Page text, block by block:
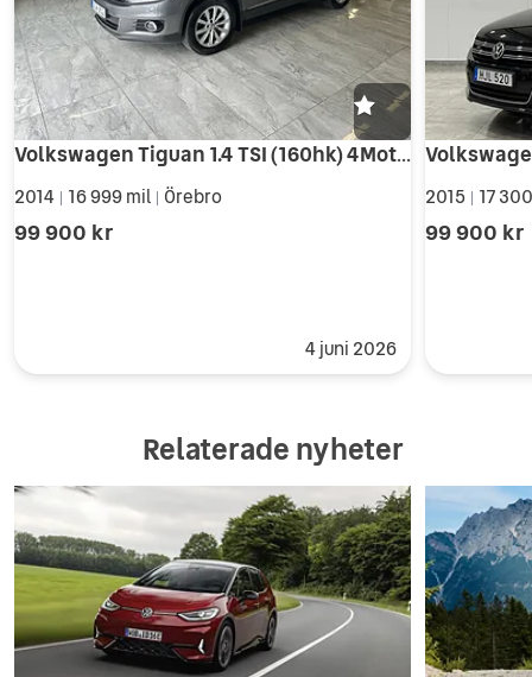
Volkswagen Tiguan 1.4 TSI (160hk) 4Motion Sport & Style / 2-Ägare / Drag
2014 16 999 mil Örebro
99 900 kr
4 juni 2026
2015 17
99 900 kr
Relaterade nyheter